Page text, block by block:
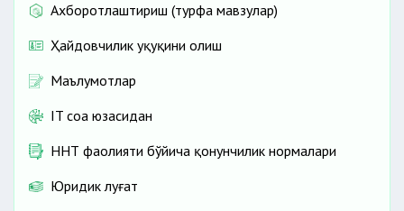
Ахборотлаштириш (турфа мавзулар)
Ҳайдовчилик ҳуқуқини олиш
Маълумотлар
IT соҳа юзасидан
ННТ фаолияти бўйича қонунчилик нормалари
Юридик луғат